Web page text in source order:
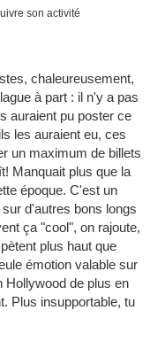
son activité
chaleureusement,
à part : il n'y a pas
auraient pu poster ce
les auraient eu, ces
un maximum de billets
Manquait plus que la
époque. C'est un
d'autres bons longs
ça "cool", on rajoute,
plus haut que
émotion valable sur
Hollywood de plus en
Plus insupportable, tu